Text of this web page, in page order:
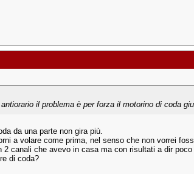
il problema è per forza il motorino di coda
da una parte non gira più.
a volare come prima, nel senso che non vorrei
canali che avevo in casa ma con risultati a dir
di coda?